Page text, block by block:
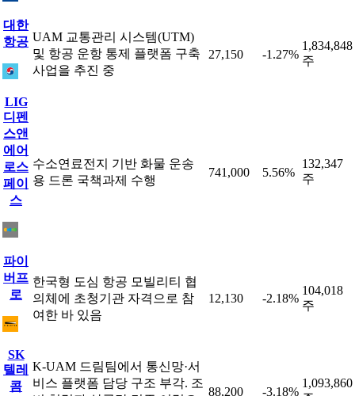
대한
항공 UAM 교통관리 시스템(UTM)
및 항공 운항 통제 플랫폼 구축
사업을 추진 중
27,150 -1.27%
1,834,848
주
LIG
디펜
스앤
에어
로스
페이
스
수소연료전지 기반 화물 운송
용 드론 국책과제 수행
741,000 5.56%
132,347
주
파이
버프
로
한국형 도심 항공 모빌리티 협
의체에 초청기관 자격으로 참
여한 바 있음
12,130 -2.18%
104,018
주
SK
텔레
콤
K-UAM 드림팀에서 통신망·서
비스 플랫폼 담당 구조 부각. 조
88,200 -3.18%
1,093,860